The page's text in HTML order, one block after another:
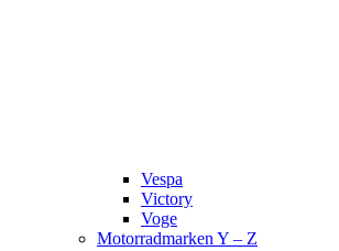
Vespa
Victory
Voge
Motorradmarken Y – Z